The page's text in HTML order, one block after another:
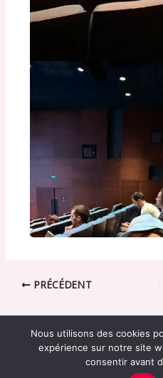
PRÉCÉDENT
Association
Nous utilisons des cookies
expérience sur notre site
consentir avant